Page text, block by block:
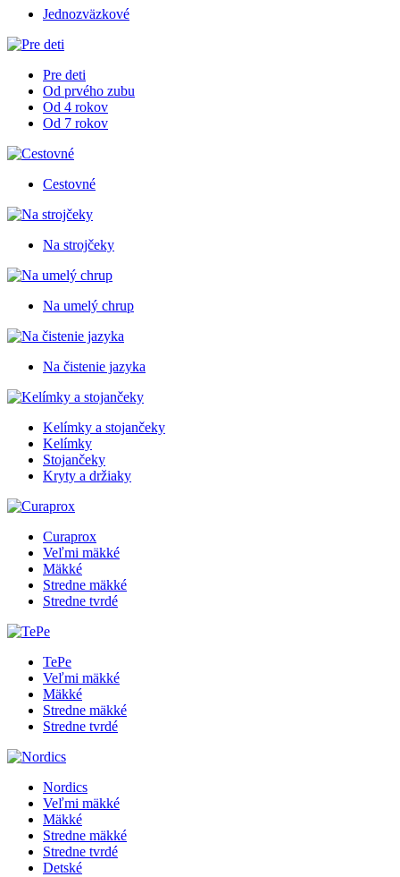
Jednozväzkové
Pre deti
Od prvého zubu
Od 4 rokov
Od 7 rokov
Cestovné
Na strojčeky
Na umelý chrup
Na čistenie jazyka
Kelímky a stojančeky
Kelímky
Stojančeky
Kryty a držiaky
Curaprox
Veľmi mäkké
Mäkké
Stredne mäkké
Stredne tvrdé
TePe
Veľmi mäkké
Mäkké
Stredne mäkké
Stredne tvrdé
Nordics
Veľmi mäkké
Mäkké
Stredne mäkké
Stredne tvrdé
Detské